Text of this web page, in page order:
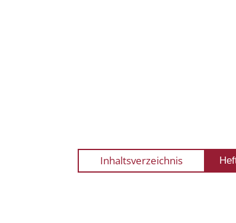
Inhaltsverzeichnis